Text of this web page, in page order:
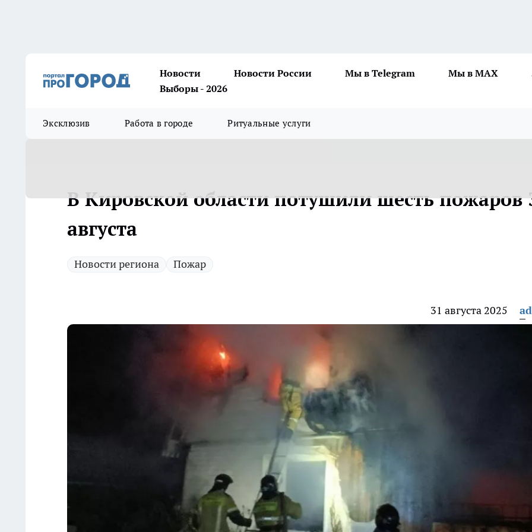
Новости Новости России Мы в Telegram Мы в MAX
Выборы - 2026
Эксклюзив Работа в городе Ритуальные услуги
В Кировской области потушили шесть пожаров
августа
Новости региона Пожар
31 августа 2025